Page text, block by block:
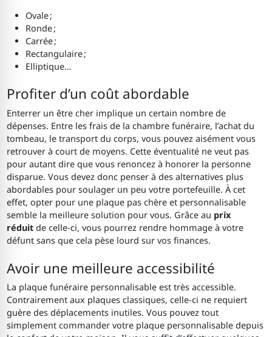
Ovale ;
Ronde ;
Carrée ;
Rectangulaire ;
Elliptique…
Profiter d’un coût abordable
Enterrer un être cher implique un certain nombre de
dépenses. Entre les frais de la chambre funéraire, l’achat du
tombeau, le transport du corps, vous pouvez aisément vous
retrouver à court de moyens. Cette éventualité ne veut pas
pour autant dire que vous renoncez à honorer la personne
disparue. Vous devez donc penser à des alternatives plus
abordables pour soulager un peu votre portefeuille. À cet
effet, opter pour une plaque pas chère et personnalisable
semble la meilleure solution pour vous. Grâce au prix
réduit de celle-ci, vous pourrez rendre hommage à votre
défunt sans que cela pèse lourd sur vos finances.
Avoir une meilleure accessibilité
La plaque funéraire personnalisable est très accessible.
Contrairement aux plaques classiques, celle-ci ne requiert
guère des déplacements inutiles. Vous pouvez tout
simplement commander votre plaque personnalisable depuis